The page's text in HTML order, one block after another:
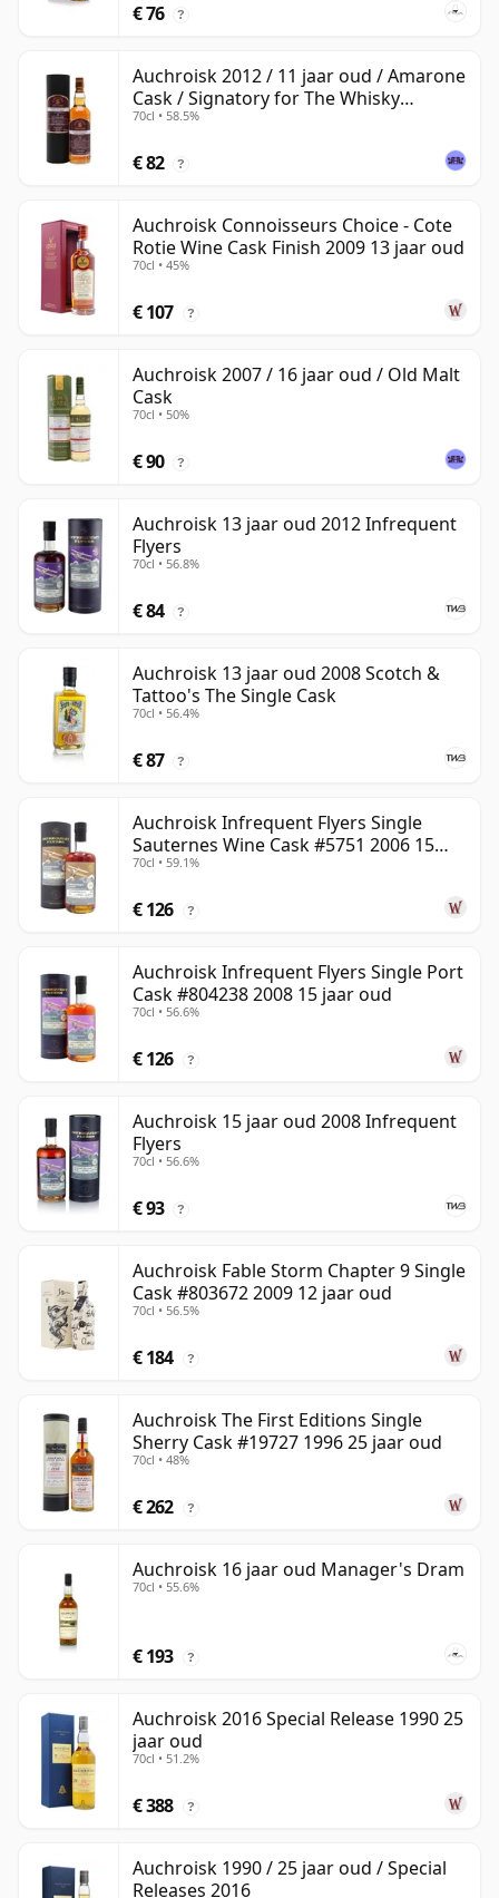
€ 76 ?
Auchroisk 2012 / 11 jaar oud / Amarone
Cask / Signatory for The Whisky
Exchange
70cl • 58.5%
€ 82 ?
Auchroisk Connoisseurs Choice - Cote
Rotie Wine Cask Finish 2009 13 jaar oud
70cl • 45%
€ 107 ?
Auchroisk 2007 / 16 jaar oud / Old Malt
Cask
70cl • 50%
€ 90 ?
Auchroisk 13 jaar oud 2012 Infrequent
Flyers
70cl • 56.8%
€ 84 ?
Auchroisk 13 jaar oud 2008 Scotch &
Tattoo's The Single Cask
70cl • 56.4%
€ 87 ?
Auchroisk Infrequent Flyers Single
Sauternes Wine Cask #5751 2006 15
jaar oud
70cl • 59.1%
€ 126 ?
Auchroisk Infrequent Flyers Single Port
Cask #804238 2008 15 jaar oud
70cl • 56.6%
€ 126 ?
Auchroisk 15 jaar oud 2008 Infrequent
Flyers
70cl • 56.6%
€ 93 ?
Auchroisk Fable Storm Chapter 9 Single
Cask #803672 2009 12 jaar oud
70cl • 56.5%
€ 184 ?
Auchroisk The First Editions Single
Sherry Cask #19727 1996 25 jaar oud
70cl • 48%
€ 262 ?
Auchroisk 16 jaar oud Manager's Dram
70cl • 55.6%
€ 193 ?
Auchroisk 2016 Special Release 1990 25
jaar oud
70cl • 51.2%
€ 388 ?
Auchroisk 1990 / 25 jaar oud / Special
Releases 2016